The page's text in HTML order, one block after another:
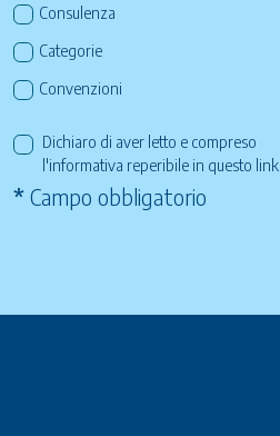
Consulenza
Categorie
Convenzioni
Dichiaro di aver letto e compreso
l'informativa reperibile in questo link
* Campo obbligatorio